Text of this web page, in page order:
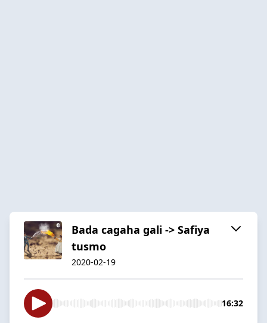
Bada cagaha gali -> Safiya
tusmo
2020-02-19
16:32